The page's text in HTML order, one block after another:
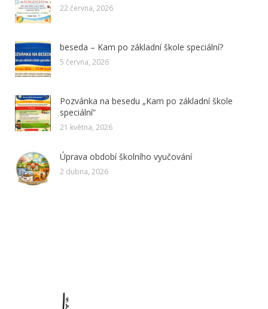
22 června, 2026
beseda – Kam po základní škole speciální?
5 června, 2026
Pozvánka na besedu „Kam po základní škole
speciální“
21 května, 2026
Úprava období školního vyučování
2 dubna, 2026